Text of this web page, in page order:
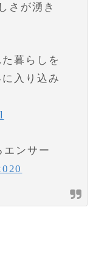
さが湧き
暮らしを
入り込み
ンサー